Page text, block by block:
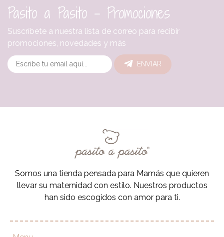
Pasito a Pasito - Promociones
Suscríbete a nuestra lista de correo para recibir
promociones, novedades y más
ENVIAR
Somos una tienda pensada para Mamás que quieren
llevar su maternidad con estilo. Nuestros productos
han sido escogidos con amor para ti.